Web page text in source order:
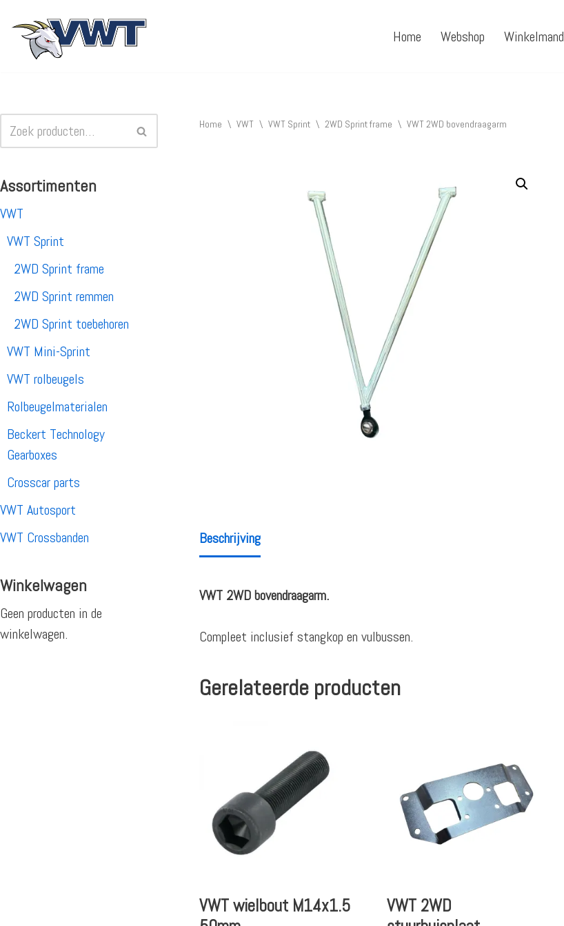
Ga
Home Webshop Winkelmand
Assortimenten
VWT
VWT Sprint
2WD Sprint frame
2WD Sprint remmen
2WD Sprint toebehoren
VWT Mini-Sprint
VWT rolbeugels
Rolbeugelmaterialen
Beckert Technology
Gearboxes
Crosscar parts
VWT Autosport
VWT Crossbanden
Winkelwagen
Geen producten in de
winkelwagen.
Home \ VWT \ VWT Sprint \ 2WD Sprint frame \ VWT 2WD bovendraagarm
Beschrijving
VWT 2WD bovendraagarm.
Compleet inclusief stangkop en vulbussen.
Gerelateerde producten
VWT wielbout M14x1.5
VWT 2WD